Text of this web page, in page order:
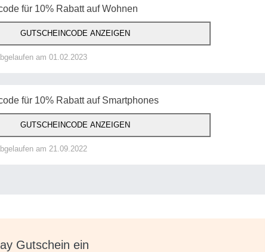
für 10% Rabatt auf Wohnen
GUTSCHEINCODE ANZEIGEN
am 01.02.2023
für 10% Rabatt auf Smartphones
GUTSCHEINCODE ANZEIGEN
am 21.09.2022
Gutschein ein